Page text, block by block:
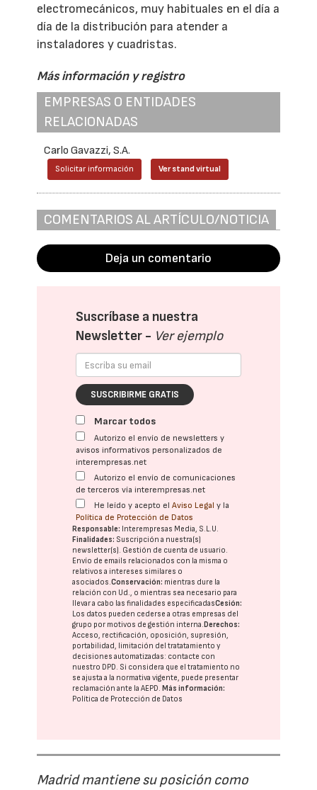
electromecánicos, muy habituales en el día a
día de la distribución para atender a
instaladores y cuadristas.
Más información y registro
EMPRESAS O ENTIDADES
RELACIONADAS
Carlo Gavazzi, S.A.
Solicitar información Ver stand virtual
COMENTARIOS AL ARTÍCULO/NOTICIA
Deja un comentario
Suscríbase a nuestra
Newsletter - Ver ejemplo
SUSCRIBIRME GRATIS
Marcar todos
Autorizo el envío de newsletters y
avisos informativos personalizados de
interempresas.net
Autorizo el envío de comunicaciones
de terceros vía interempresas.net
He leído y acepto elAviso Legal y la
Política de Protección de Datos
Responsable: Interempresas Media, S.L.U.
Finalidades: Suscripción a nuestra(s)
newsletter(s). Gestión de cuenta de usuario.
Envío de emails relacionados con la misma o
relativos a intereses similares o
asociados.Conservación: mientras dure la
relación con Ud., o mientras sea necesario para
llevar a cabo las finalidades especificadasCesión:
Los datos pueden cederse a otras empresas del
grupo por motivos de gestión interna. Derechos:
Acceso, rectificación, oposición, supresión,
portabilidad, limitación del tratatamiento y
decisiones automatizadas: contacte con
nuestro DPD. Si considera que el tratamiento no
se ajusta a la normativa vigente, puede presentar
reclamación ante laAEPD. Más información:
Política de Protección de Datos
Madrid mantiene su posición como